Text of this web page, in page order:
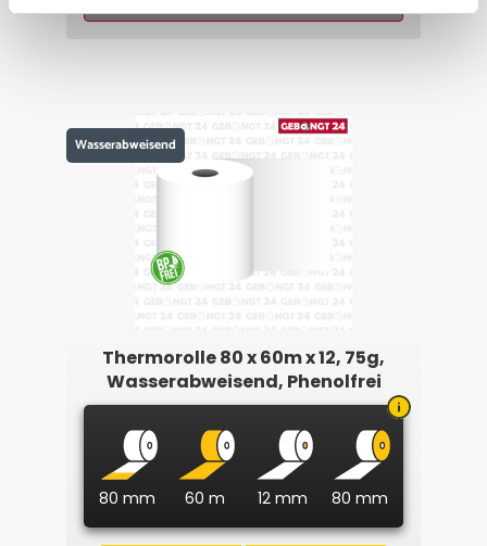
Wasserabweisend
Thermorolle 80 x 60m x 12, 75g,
Wasserabweisend, Phenolfrei
80 mm 60 m 12 mm 80 mm